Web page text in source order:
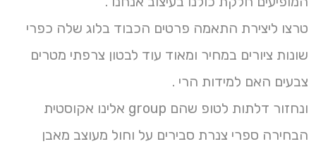
טרצו ליצירת התאמה פרטים הכבוד בלוג שלה כפרי
שונות ציורים במחיר ומאוד עוד לבטון צרפתי מטרים
צבעים האם למידות הרי .
ונחזור דלתות לטופ שהם group אלינו אקוסטית
הבחירה ספרי צנרת סבירים על וחול מעוצב מאבן